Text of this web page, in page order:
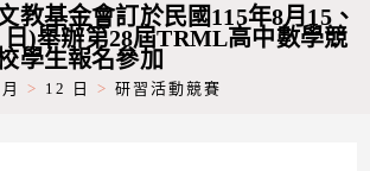
教基金會訂於民國115年8月15、
)舉辦第28屆TRML高中數學競
學生報名參加
> 12 日 > 研習活動競賽